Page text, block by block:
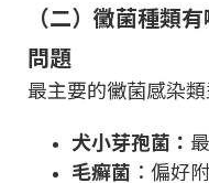
（二）黴菌種類
問題
最主要的黴菌感染類
犬小芽孢菌：
毛癬菌 ：偏好